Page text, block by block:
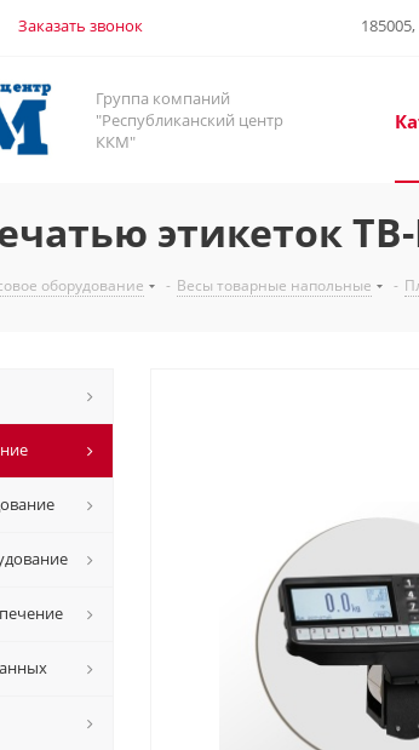
Заказать звонок
Группа компаний
"Республиканский центр
ККМ"
этикеток ТВ-
оборудование - Весы товарные напольные -